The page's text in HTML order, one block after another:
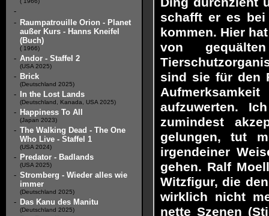
-
- Raumpatrouille Orion - Planet
außer Kurs - Hanns Kneifel
(Buch)
( 1966)
- Andor - Staffel 2
(USA 2025)
- Brick
(Deutschland 2025)
- In the Lost Lands
(Deutschland, Kanada, USA 2025)
- Happiness To All
(Japan 2023)
- The Walking Dead - The One
Who Live - Staffel 1
(USA 2024)
- Predator - Badlands
(USA 2025)
- Stromberg - Wieder alles wie
immer
(Deutschland 2025)
- Das Kanu des Manitu
(Deutschland 2025)
schafft er es
kommen. Hier
von
sind sie für den
aufzuwerten.
zumindest
gelungen, tut
irgendeiner
gehen. Ralf
Witzfigur, die
wirklich nicht
nette Szenen